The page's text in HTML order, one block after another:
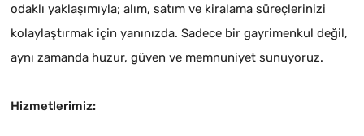
odaklı yaklaşımıyla; alım, satım ve kiralama süreçlerinizi
kolaylaştırmak için yanınızda. Sadece bir gayrimenkul değil,
aynı zamanda huzur, güven ve memnuniyet sunuyoruz.
Hizmetlerimiz: